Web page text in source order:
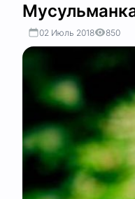
02 Июль 2018 850